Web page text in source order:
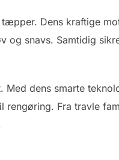
Dens kraftige
snavs. Samtidig
dens smarte
Fra travle